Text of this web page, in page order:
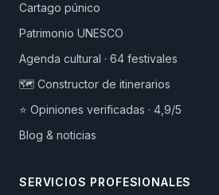
Cartago púnico
Patrimonio UNESCO
Agenda cultural · 64 festivales
🗺️ Constructor de itinerarios
⭐ Opiniones verificadas · 4,9/5
Blog & noticias
SERVICIOS PROFESIONALES